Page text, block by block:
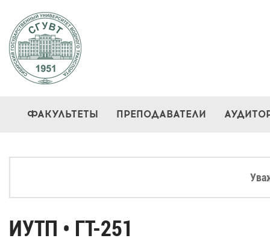
ФАКУЛЬТЕТЫ ПРЕПОДАВАТЕЛИ
ИУТП • ГТ-251